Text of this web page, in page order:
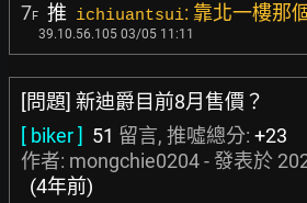
7F 推 ichiuantsui: 靠北一樓那
39.10.56.105 03/05 11:11
[問題] 新迪爵目前8月售價？
[ biker ] 51 留言, 推噓總分: +23
作者: mongchie0204- 發表於
(4年前)